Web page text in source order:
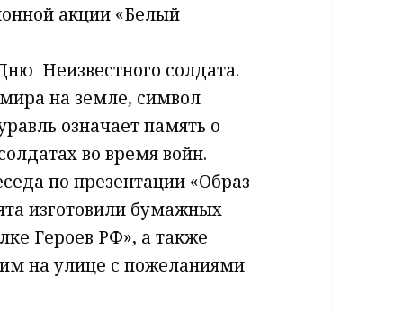
акции «Белый
Неизвестного солдата.
на земле, символ
означает память о
во время войн.
по презентации​ «Образ
изготовили​ бумажных
Героев РФ», а также​
на улице с пожеланиями